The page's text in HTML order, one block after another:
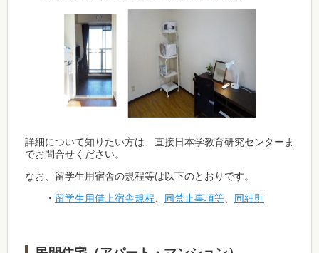
詳細について知りたい方は、直接日本学教育研究センターま
でお問合せください。
なお、留学生用宿舎の規程等は以下のとおりです。
・ 留学生用借上宿舎規程 同禁止事項等 同細則